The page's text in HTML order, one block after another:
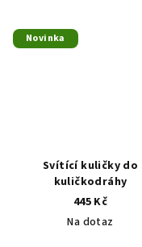
Novinka
Svítící kuličky do
kuličkodráhy
445 Kč
Na dotaz